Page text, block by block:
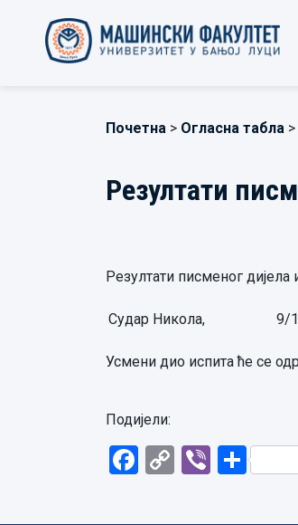
Почетна > Огласна табла
Резултати
Резултати писменог
Судар Никола, 9/
Усмени дио испита ће се
Подијели:
Facebook
CopyViber